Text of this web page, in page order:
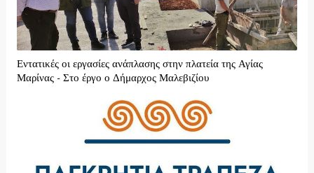
Εντατικές οι εργασίες ανάπλασης στην πλατεία της Αγίας
Μαρίνας - Στο έργο ο Δήμαρχος Μαλεβιζίου